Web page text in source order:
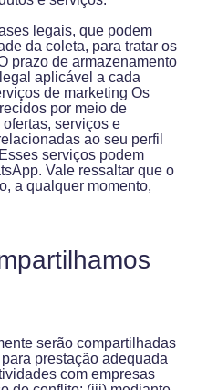
legais, que podem
da coleta, para tratar os
prazo de armazenamento
aplicável a cada
de marketing Os
por meio de
serviços e
ao seu perfil
serviços podem
Vale ressaltar que o
a qualquer momento,
serão compartilhadas
prestação adequada
com empresas